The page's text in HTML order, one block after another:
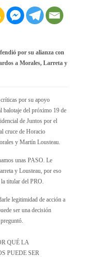
por su alianza con
a Morales, Larreta y
por su apoyo
balotaje del próximo 19 de
de Juntos por el
cruce de Horacio
y Martín Lousteau.
unas PASO. Le
y Lousteau, por eso
titular del PRO.
legitimidad de acción a
ser una decisión
QUÉ LA
PUEDE SER